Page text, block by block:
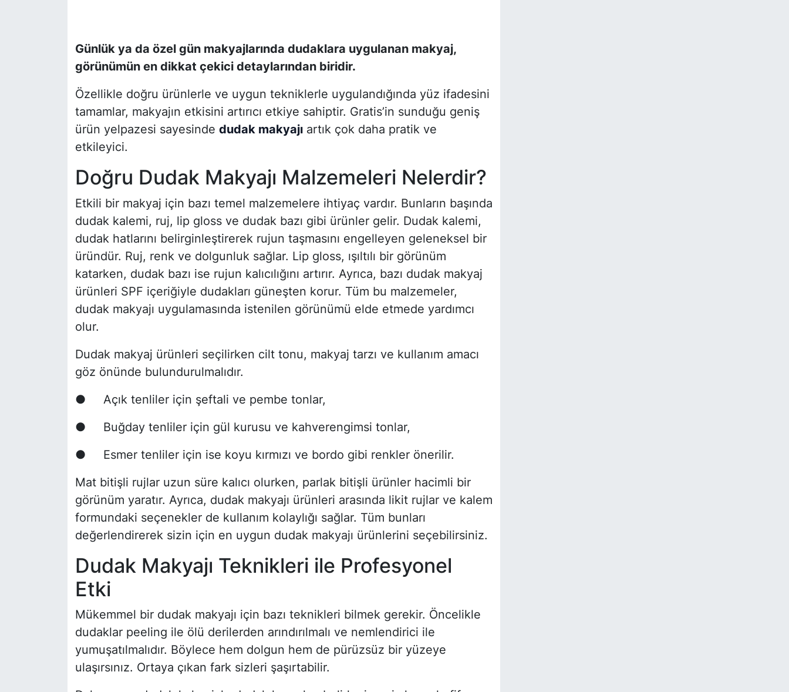
Günlük ya da özel gün makyajlarında dudaklara uygulanan makyaj,
görünümün en dikkat çekici detaylarından biridir.
Özellikle doğru ürünlerle ve uygun tekniklerle uygulandığında yüz ifadesini
tamamlar, makyajın etkisini artırıcı etkiye sahiptir. Gratis’in sunduğu geniş
ürün yelpazesi sayesinde dudak makyajıartık çok daha pratik ve
etkileyici.
Doğru Dudak Makyajı Malzemeleri Nelerdir?
Etkili bir makyaj için bazı temel malzemelere ihtiyaç vardır. Bunların başında
dudak kalemi, ruj, lip gloss ve dudak bazı gibi ürünler gelir. Dudak kalemi,
dudak hatlarını belirginleştirerek rujun taşmasını engelleyen geleneksel bir
üründür. Ruj, renk ve dolgunluk sağlar. Lip gloss, ışıltılı bir görünüm
katarken, dudak bazı ise rujun kalıcılığını artırır. Ayrıca, bazı dudak makyaj
ürünleri SPF içeriğiyle dudakları güneşten korur. Tüm bu malzemeler,
dudak makyajı uygulamasında istenilen görünümü elde etmede yardımcı
olur.
Dudak makyaj ürünleri seçilirken cilt tonu, makyaj tarzı ve kullanım amacı
göz önünde bulundurulmalıdır.
● Açık tenliler için şeftali ve pembe tonlar,
● Buğday tenliler için gül kurusu ve kahverengimsi tonlar,
● Esmer tenliler için ise koyu kırmızı ve bordo gibi renkler önerilir.
Mat bitişli rujlar uzun süre kalıcı olurken, parlak bitişli ürünler hacimli bir
görünüm yaratır. Ayrıca, dudak makyajı ürünleri arasında likit rujlar ve kalem
formundaki seçenekler de kullanım kolaylığı sağlar. Tüm bunları
değerlendirerek sizin için en uygun dudak makyajı ürünlerini seçebilirsiniz.
Dudak Makyajı Teknikleri ile Profesyonel
Etki
Mükemmel bir dudak makyajı için bazı teknikleri bilmek gerekir. Öncelikle
dudaklar peeling ile ölü derilerden arındırılmalı ve nemlendirici ile
yumuşatılmalıdır. Böylece hem dolgun hem de pürüzsüz bir yüzeye
ulaşırsınız. Ortaya çıkan fark sizleri şaşırtabilir.
SON DAKİKA HABERİ
TEKNOLOJİ
TÜRKİYE VE DÜNYA GÜNDEMİ
VİDEO GALERİ